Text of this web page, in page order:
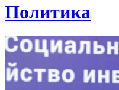
Политика